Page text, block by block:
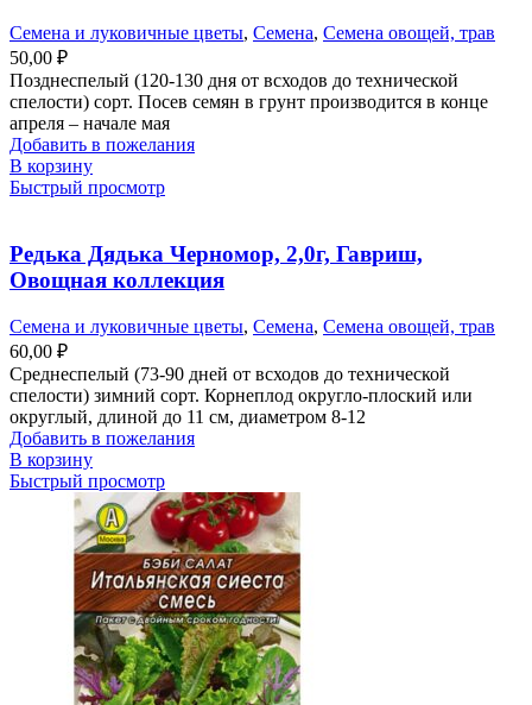
Семена и луковичные цветы, Семена, Семена овощей, трав
50,00 ₽
Позднеспелый (120-130 дня от всходов до технической
спелости) сорт. Посев семян в грунт производится в конце
апреля – начале мая
Добавить в пожелания
В корзину
Быстрый просмотр
Редька Дядька Черномор, 2,0г, Гавриш,
Овощная коллекция
Семена и луковичные цветы, Семена, Семена овощей, трав
60,00 ₽
Среднеспелый (73-90 дней от всходов до технической
спелости) зимний сорт. Корнеплод округло-плоский или
округлый, длиной до 11 см, диаметром 8-12
Добавить в пожелания
В корзину
Быстрый просмотр